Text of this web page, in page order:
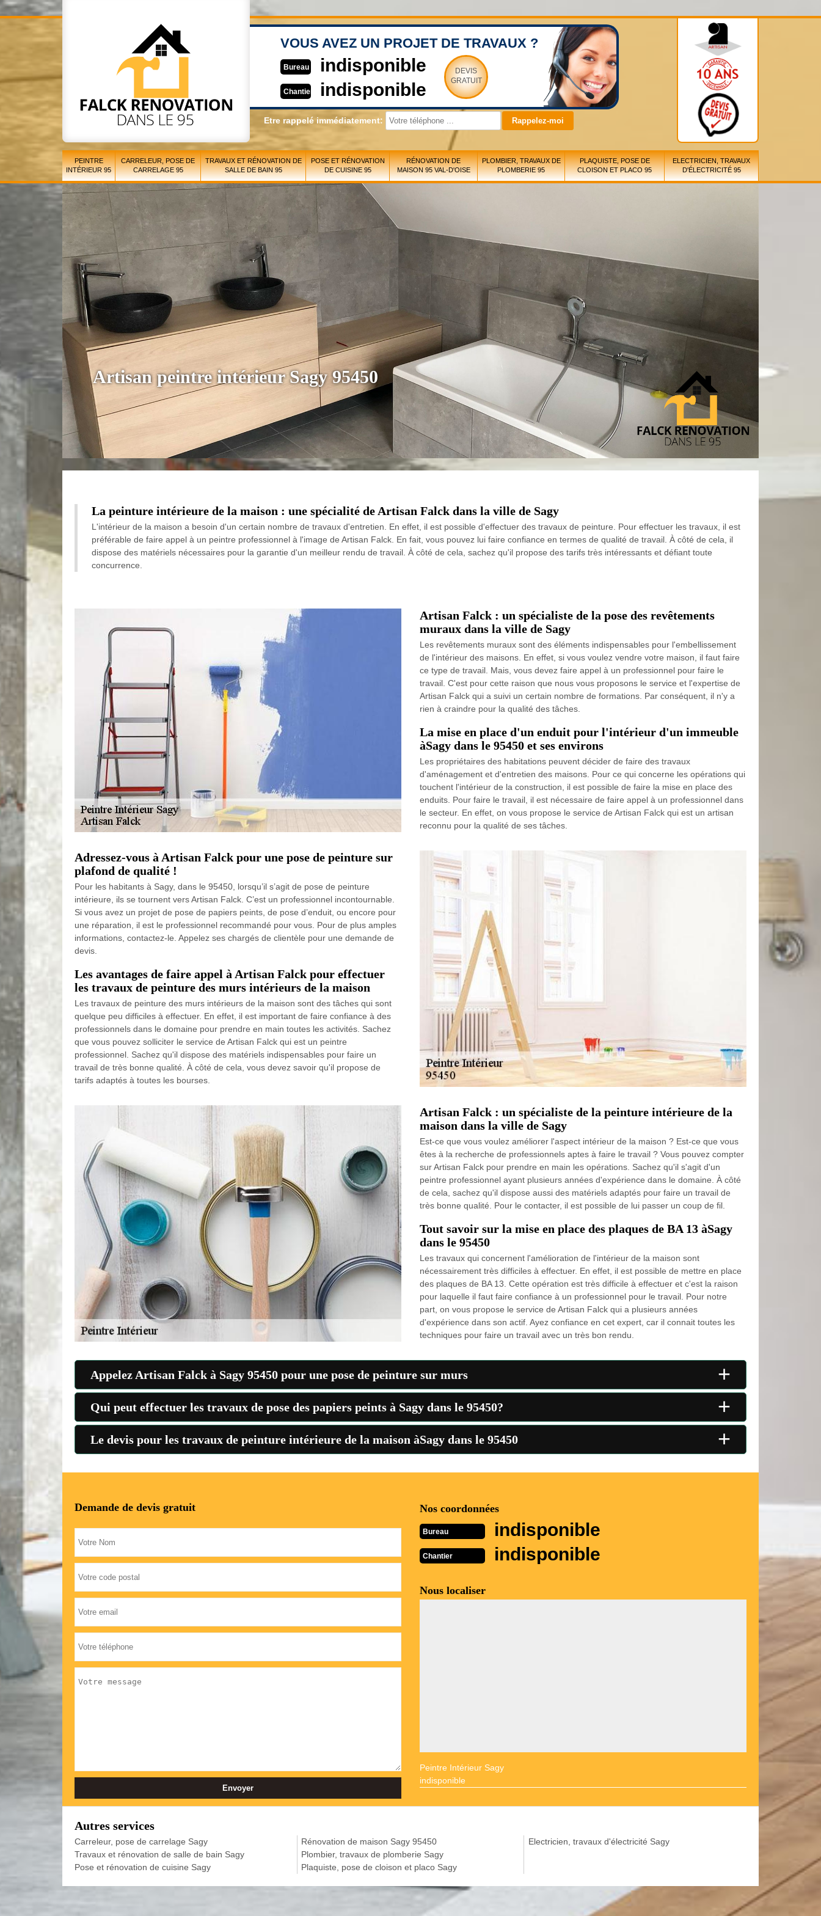
VOUS AVEZ UN PROJET DE TRAVAUX ?
Bureau indisponible
Chantier indisponible
DEVIS
GRATUIT
Etre rappelé immédiatement:
PEINTRE
INTÉRIEUR 95
CARRELEUR, POSE DE
CARRELAGE 95
TRAVAUX ET RÉNOVATION DE
SALLE DE BAIN 95
POSE ET RÉNOVATION
DE CUISINE 95
RÉNOVATION DE
MAISON 95 VAL-D'OISE
PLOMBIER, TRAVAUX DE
PLOMBERIE 95
PLAQUISTE, POSE DE
CLOISON ET PLACO 95
ELECTRICIEN, TRAVAUX
D'ÉLECTRICITÉ 95
Artisan peintre intérieur Sagy 95450
La peinture intérieure de la maison : une spécialité de Artisan Falck dans la ville de Sagy
L'intérieur de la maison a besoin d'un certain nombre de travaux d'entretien. En effet, il est possible d'effectuer des travaux de peinture. Pour effectuer les travaux, il est
préférable de faire appel à un peintre professionnel à l'image de Artisan Falck. En fait, vous pouvez lui faire confiance en termes de qualité de travail. À côté de cela, il
dispose des matériels nécessaires pour la garantie d'un meilleur rendu de travail. À côté de cela, sachez qu'il propose des tarifs très intéressants et défiant toute
concurrence.
Artisan Falck : un spécialiste de la pose des revêtements
muraux dans la ville de Sagy
Les revêtements muraux sont des éléments indispensables pour l'embellissement
de l'intérieur des maisons. En effet, si vous voulez vendre votre maison, il faut faire
ce type de travail. Mais, vous devez faire appel à un professionnel pour faire le
travail. C'est pour cette raison que nous vous proposons le service et l'expertise de
Artisan Falck qui a suivi un certain nombre de formations. Par conséquent, il n'y a
rien à craindre pour la qualité des tâches.
La mise en place d'un enduit pour l'intérieur d'un immeuble
àSagy dans le 95450 et ses environs
Les propriétaires des habitations peuvent décider de faire des travaux
d'aménagement et d'entretien des maisons. Pour ce qui concerne les opérations qui
touchent l'intérieur de la construction, il est possible de faire la mise en place des
enduits. Pour faire le travail, il est nécessaire de faire appel à un professionnel dans
le secteur. En effet, on vous propose le service de Artisan Falck qui est un artisan
reconnu pour la qualité de ses tâches.
Adressez-vous à Artisan Falck pour une pose de peinture sur
plafond de qualité !
Pour les habitants à Sagy, dans le 95450, lorsqu’il s’agit de pose de peinture
intérieure, ils se tournent vers Artisan Falck. C’est un professionnel incontournable.
Si vous avez un projet de pose de papiers peints, de pose d’enduit, ou encore pour
une réparation, il est le professionnel recommandé pour vous. Pour de plus amples
informations, contactez-le. Appelez ses chargés de clientèle pour une demande de
devis.
Les avantages de faire appel à Artisan Falck pour effectuer
les travaux de peinture des murs intérieurs de la maison
Les travaux de peinture des murs intérieurs de la maison sont des tâches qui sont
quelque peu difficiles à effectuer. En effet, il est important de faire confiance à des
professionnels dans le domaine pour prendre en main toutes les activités. Sachez
que vous pouvez solliciter le service de Artisan Falck qui est un peintre
professionnel. Sachez qu'il dispose des matériels indispensables pour faire un
travail de très bonne qualité. À côté de cela, vous devez savoir qu'il propose de
tarifs adaptés à toutes les bourses.
Artisan Falck : un spécialiste de la peinture intérieure de la
maison dans la ville de Sagy
Est-ce que vous voulez améliorer l'aspect intérieur de la maison ? Est-ce que vous
êtes à la recherche de professionnels aptes à faire le travail ? Vous pouvez compter
sur Artisan Falck pour prendre en main les opérations. Sachez qu'il s'agit d'un
peintre professionnel ayant plusieurs années d'expérience dans le domaine. À côté
de cela, sachez qu'il dispose aussi des matériels adaptés pour faire un travail de
très bonne qualité. Pour le contacter, il est possible de lui passer un coup de fil.
Tout savoir sur la mise en place des plaques de BA 13 àSagy
dans le 95450
Les travaux qui concernent l'amélioration de l'intérieur de la maison sont
nécessairement très difficiles à effectuer. En effet, il est possible de mettre en place
des plaques de BA 13. Cette opération est très difficile à effectuer et c'est la raison
pour laquelle il faut faire confiance à un professionnel pour le travail. Pour notre
part, on vous propose le service de Artisan Falck qui a plusieurs années
d'expérience dans son actif. Ayez confiance en cet expert, car il connait toutes les
techniques pour faire un travail avec un très bon rendu.
Appelez Artisan Falck à Sagy 95450 pour une pose de peinture sur murs +
Qui peut effectuer les travaux de pose des papiers peints à Sagy dans le 95450? +
Le devis pour les travaux de peinture intérieure de la maison àSagy dans le 95450 +
Demande de devis gratuit Nos coordonnées
Bureau indisponible
Chantier indisponible
Nous localiser
Peintre Intérieur Sagy
indisponible
Autres services
Carreleur, pose de carrelage Sagy
Travaux et rénovation de salle de bain Sagy
Pose et rénovation de cuisine Sagy
Rénovation de maison Sagy 95450
Plombier, travaux de plomberie Sagy
Plaquiste, pose de cloison et placo Sagy
Electricien, travaux d'électricité Sagy